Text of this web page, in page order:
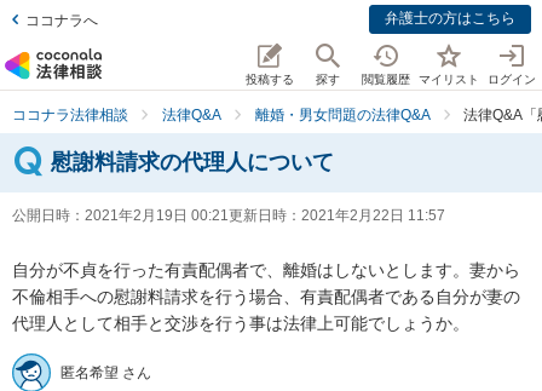
ココナラへ 弁護士の方はこちら
投稿する 探す 閲覧履歴 マイリスト ログイン
ココナラ法律相談 法律Q&A 離婚・男女問題の法律Q&A 法律Q&A「
慰謝料請求の代理人について
公開日時： 2021年2月19日 00:21更新日時： 2021年2月22日 11:57
自分が不貞を行った有責配偶者で、離婚はしないとします。妻から
不倫相手への慰謝料請求を行う場合、有責配偶者である自分が妻の
代理人として相手と交渉を行う事は法律上可能でしょうか。
匿名希望 さん